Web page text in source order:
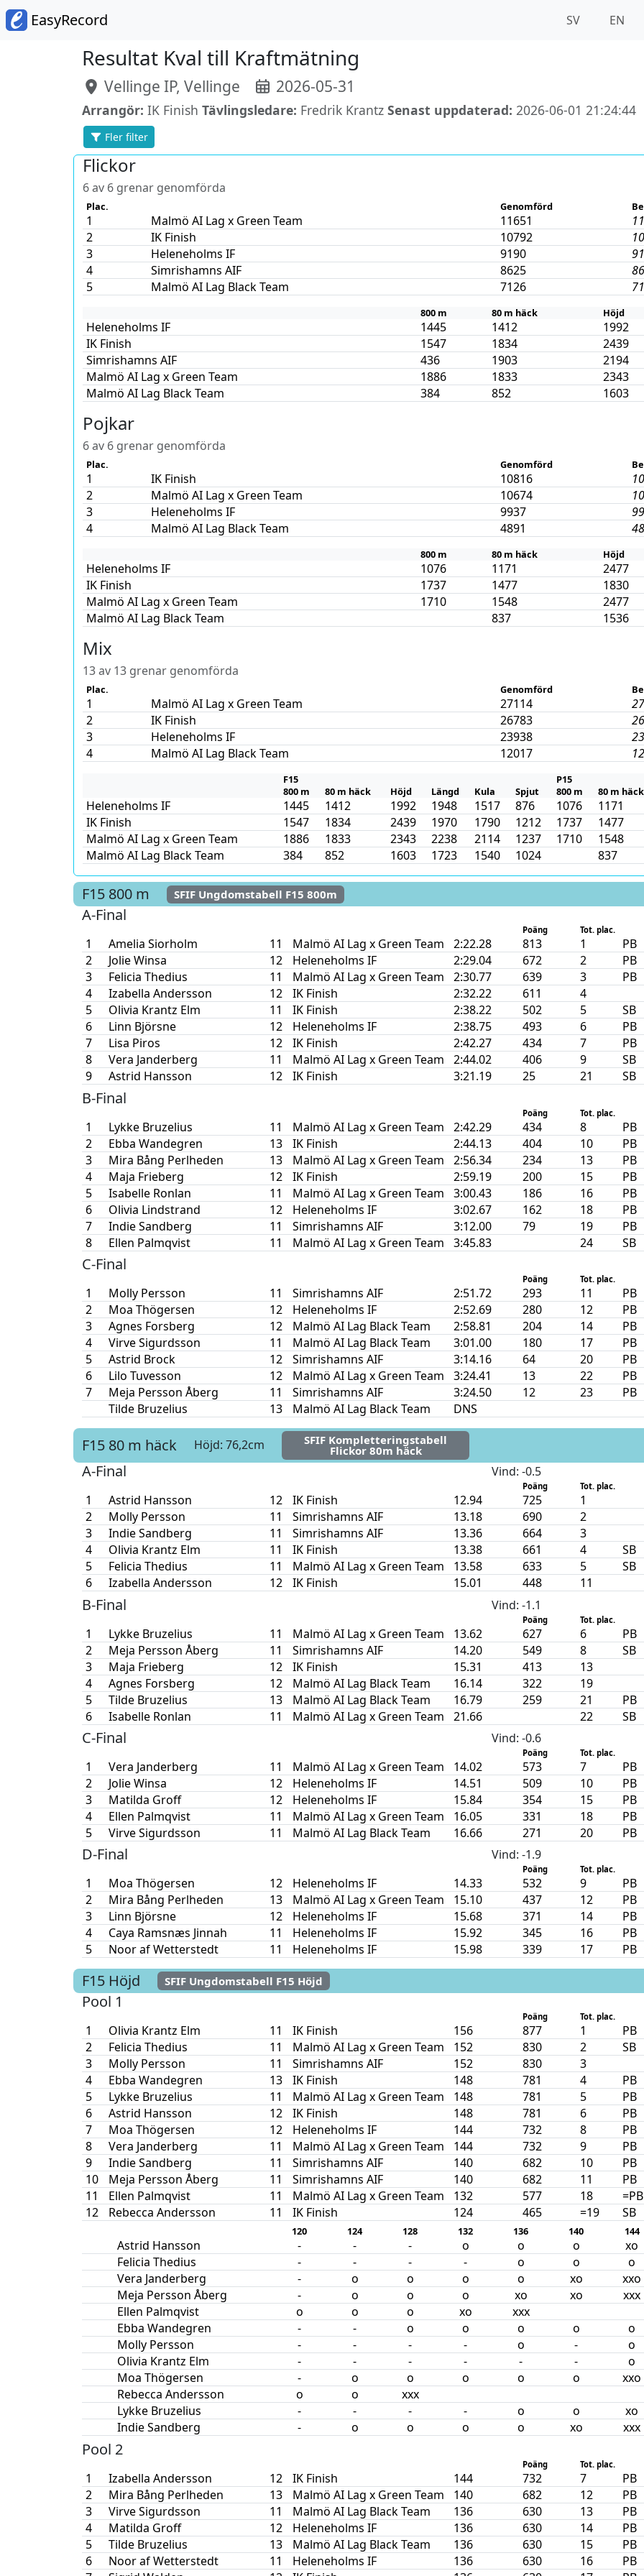
EasyRecord SV EN
Resultat Kval till Kraftmätning
Vellinge IP, Vellinge 2026-05-31
Arrangör: IK Finish Tävlingsledare: Fredrik Krantz Senast uppdaterad: 2026-06-01 21:24:44
Fler filter
Flickor
6 av 6 grenar genomförda
Plac. Genomförd
1 Malmö AI Lag x Green Team 11651
2
IK Finish 10792
3
Heleneholms IF 9190
4
Simrishamns AIF 8625
5
Malmö AI Lag Black Team 7126
800 m 80 m häck Höjd
Heleneholms IF 1445 1412 1992
IK Finish
1547 1834 2439
Simrishamns AIF
436 1903 2194
Malmö AI Lag x Green Team
1886 1833 2343
Malmö AI Lag Black Team
384 852 1603
Pojkar
6 av 6 grenar genomförda
Plac. Genomförd
1 IK Finish 10816
2
Malmö AI Lag x Green Team 10674
3
Heleneholms IF 9937
4
Malmö AI Lag Black Team 4891
800 m 80 m häck Höjd
Heleneholms IF 1076 1171 2477
IK Finish
1737 1477 1830
Malmö AI Lag x Green Team
1710 1548 2477
Malmö AI Lag Black Team
837 1536
Mix
13 av 13 grenar genomförda
Plac. Genomförd
1 Malmö AI Lag x Green Team 27114
2
IK Finish 26783
3
Heleneholms IF 23938
4
Malmö AI Lag Black Team 12017
F15 P15
800 m
80 m häck Höjd Längd Kula Spjut 800 m 80 m häck
Heleneholms IF 1445 1412 1992 1948 1517 876 1076 1171
IK Finish
1547 1834 2439 1970 1790 1212 1737 1477
Malmö AI Lag x Green Team
1886 1833 2343 2238 2114 1237 1710 1548
Malmö AI Lag Black Team
384 852 1603 1723 1540 1024 837
F15 800 m SFIF Ungdomstabell F15 800m
A-Final
Poäng Tot. plac.
1 Amelia Siorholm 11 Malmö AI Lag x Green Team 2:22.28 813 1
PB
2
Jolie Winsa 12 Heleneholms IF 2:29.04 672 2
PB
3
Felicia Thedius 11 Malmö AI Lag x Green Team 2:30.77 639 3
PB
4
Izabella Andersson 12 IK Finish 2:32.22 611
4
5
Olivia Krantz Elm 11 IK Finish 2:38.22 502 5
SB
6
Linn Björsne 12 Heleneholms IF 2:38.75 493 6
PB
7
Lisa Piros 12 IK Finish 2:42.27 434 7
PB
8
Vera Janderberg 11 Malmö AI Lag x Green Team 2:44.02 406 9
SB
9
Astrid Hansson 12 IK Finish 3:21.19 25 21 SB
B-Final
Poäng Tot. plac.
1 Lykke Bruzelius 11 Malmö AI Lag x Green Team 2:42.29 434 8
PB
2
Ebba Wandegren 13 IK Finish 2:44.13 404 10
PB
3
Mira Bång Perlheden 13 Malmö AI Lag x Green Team 2:56.34 234 13
PB
4
Maja Frieberg 12 IK Finish 2:59.19 200 15
PB
5
Isabelle Ronlan 11 Malmö AI Lag x Green Team 3:00.43 186 16
PB
6
Olivia Lindstrand 12 Heleneholms IF 3:02.67 162 18
PB
7
Indie Sandberg 11 Simrishamns AIF 3:12.00 79 19
PB
8
Ellen Palmqvist 11 Malmö AI Lag x Green Team 3:45.83 24 SB
C-Final
Poäng Tot. plac.
1 Molly Persson 11 Simrishamns AIF 2:51.72 293 11
PB
2
Moa Thögersen 12 Heleneholms IF 2:52.69 280 12
PB
3
Agnes Forsberg 12 Malmö AI Lag Black Team 2:58.81 204 14
PB
4
Virve Sigurdsson 11 Malmö AI Lag Black Team 3:01.00 180 17
PB
5
Astrid Brock 12 Simrishamns AIF 3:14.16 64 20
PB
6
Lilo Tuvesson 12 Malmö AI Lag x Green Team 3:24.41 13 22
PB
7
Meja Persson Åberg 11 Simrishamns AIF 3:24.50 12 23
PB
Tilde Bruzelius
13 Malmö AI Lag Black Team DNS
F15 80 m häck Höjd: 76,2cm SFIF Kompletteringstabell
Flickor 80m häck
A-Final Vind: -0.5
Poäng Tot. plac.
1 Astrid Hansson 12 IK Finish 12.94 725
1
2
Molly Persson 11 Simrishamns AIF 13.18 690
2
3
Indie Sandberg 11 Simrishamns AIF 13.36 664
3
4
Olivia Krantz Elm 11 IK Finish 13.38 661 4
SB
5
Felicia Thedius 11 Malmö AI Lag x Green Team 13.58 633 5
SB
6
Izabella Andersson 12 IK Finish 15.01 448 11
B-Final Vind: -1.1
Poäng Tot. plac.
1 Lykke Bruzelius 11 Malmö AI Lag x Green Team 13.62 627 6
PB
2
Meja Persson Åberg 11 Simrishamns AIF 14.20 549 8
SB
3
Maja Frieberg 12 IK Finish 15.31 413
13
4
Agnes Forsberg 12 Malmö AI Lag Black Team 16.14 322
19
5
Tilde Bruzelius 13 Malmö AI Lag Black Team 16.79 259 21
PB
6
Isabelle Ronlan 11 Malmö AI Lag x Green Team 21.66 22 SB
C-Final Vind: -0.6
Poäng Tot. plac.
1 Vera Janderberg 11 Malmö AI Lag x Green Team 14.02 573 7
PB
2
Jolie Winsa 12 Heleneholms IF 14.51 509 10
PB
3
Matilda Groff 12 Heleneholms IF 15.84 354 15
PB
4
Ellen Palmqvist 11 Malmö AI Lag x Green Team 16.05 331 18
PB
5
Virve Sigurdsson 11 Malmö AI Lag Black Team 16.66 271 20 PB
D-Final Vind: -1.9
Poäng Tot. plac.
1 Moa Thögersen 12 Heleneholms IF 14.33 532 9
PB
2
Mira Bång Perlheden 13 Malmö AI Lag x Green Team 15.10 437 12
PB
3
Linn Björsne 12 Heleneholms IF 15.68 371 14
PB
4
Caya Ramsnæs Jinnah 11 Heleneholms IF 15.92 345 16
PB
5
Noor af Wetterstedt 11 Heleneholms IF 15.98 339 17 PB
F15 Höjd SFIF Ungdomstabell F15 Höjd
Pool 1
Poäng Tot. plac.
1 Olivia Krantz Elm 11 IK Finish 156 877 1
PB
2
Felicia Thedius 11 Malmö AI Lag x Green Team 152 830 2
SB
3
Molly Persson 11 Simrishamns AIF 152 830
3
4
Ebba Wandegren 13 IK Finish 148 781 4
PB
5
Lykke Bruzelius 11 Malmö AI Lag x Green Team 148 781 5
PB
6
Astrid Hansson 12 IK Finish 148 781 6
PB
7
Moa Thögersen 12 Heleneholms IF 144 732 8
PB
8
Vera Janderberg 11 Malmö AI Lag x Green Team 144 732 9
PB
9
Indie Sandberg 11 Simrishamns AIF 140 682 10
PB
10
Meja Persson Åberg 11 Simrishamns AIF 140 682 11
PB
11
Ellen Palmqvist 11 Malmö AI Lag x Green Team 132 577 18
=PB
12
Rebecca Andersson 11 IK Finish 124 465 =19 SB
120 124 128 132 136 140 144
Astrid Hansson - - - o o o xo
Felicia Thedius
- - - - o o o
Vera Janderberg
- o o o o xo xxo
Meja Persson Åberg
- o o o xo xo
xxx
Ellen Palmqvist
o o o xo
xxx
Ebba Wandegren
- - o o o o o
Molly Persson
- - - - o - o
Olivia Krantz Elm
- - - - - - o
Moa Thögersen
- o o o o o xxo
Rebecca Andersson
o o
xxx
Lykke Bruzelius
- - - - o o xo
Indie Sandberg
- o o o o xo xxx
Pool 2
Poäng Tot. plac.
1 Izabella Andersson 12 IK Finish 144 732 7
PB
2
Mira Bång Perlheden 13 Malmö AI Lag x Green Team 140 682 12
PB
3
Virve Sigurdsson 11 Malmö AI Lag Black Team 136 630 13
PB
4
Matilda Groff 12 Heleneholms IF 136 630 14
PB
5
Tilde Bruzelius 13 Malmö AI Lag Black Team 136 630 15
PB
6
Noor af Wetterstedt 11 Heleneholms IF 136 630 16
PB